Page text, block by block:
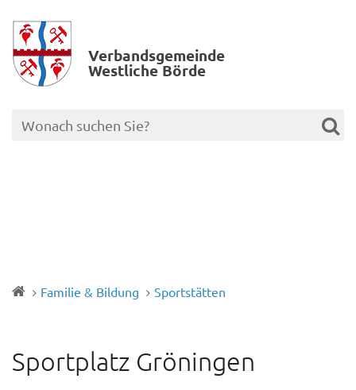
Verbands­gemeinde
Westliche Börde
Familie & Bildung Sportstätten
Sportplatz Gröningen